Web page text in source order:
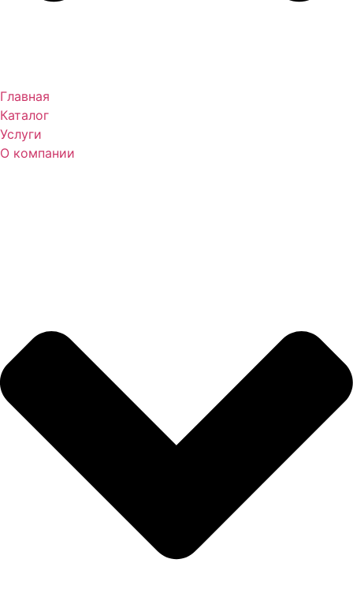
Главная
Каталог
Услуги
О компании